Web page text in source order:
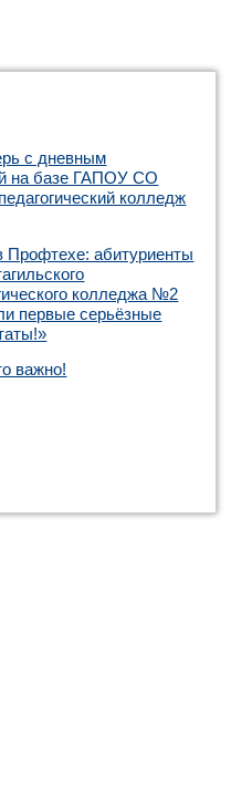
с дневным
на базе ГАПОУ СО
колледж
Профтехе: абитуриенты
колледжа №2
первые серьёзные
важно!